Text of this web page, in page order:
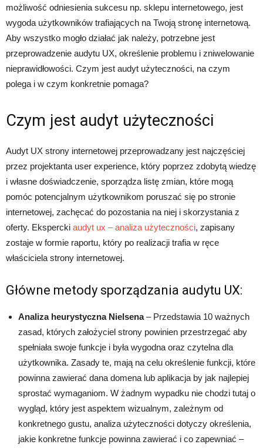
możliwość odniesienia sukcesu np. sklepu internetowego, jest
wygoda użytkowników trafiających na Twoją stronę internetową.
Aby wszystko mogło działać jak należy, potrzebne jest
przeprowadzenie audytu UX, określenie problemu i zniwelowanie
nieprawidłowości. Czym jest audyt użyteczności, na czym
polega i w czym konkretnie pomaga?
Czym jest audyt użyteczności
Audyt UX strony internetowej przeprowadzany jest najczęściej
przez projektanta user experience, który poprzez zdobytą wiedzę
i własne doświadczenie, sporządza listę zmian, które mogą
pomóc potencjalnym użytkownikom poruszać się po stronie
internetowej, zachęcać do pozostania na niej i skorzystania z
oferty. Ekspercki audyt ux – analiza użyteczności, zapisany
zostaje w formie raportu, który po realizacji trafia w ręce
właściciela strony internetowej.
Główne metody sporządzania audytu UX:
Analiza heurystyczna Nielsena– Przedstawia 10 ważnych
zasad, których założyciel strony powinien przestrzegać aby
spełniała swoje funkcje i była wygodna oraz czytelna dla
użytkownika. Zasady te, mają na celu określenie funkcji, które
powinna zawierać dana domena lub aplikacja by jak najlepiej
sprostać wymaganiom. W żadnym wypadku nie chodzi tutaj o
wygląd, który jest aspektem wizualnym, zależnym od
konkretnego gustu, analiza użyteczności dotyczy określenia,
jakie konkretne funkcje powinna zawierać i co zapewniać –